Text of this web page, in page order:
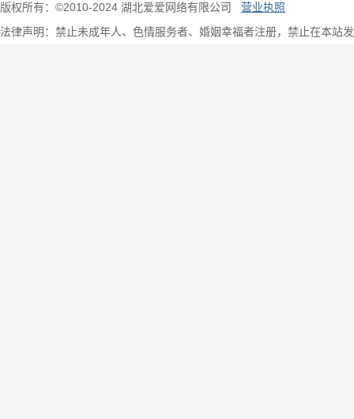
版权所有：©2010-2024 湖北爱爱网络有限公司 营业执照
法律声明：禁止未成年人、色情服务者、婚姻幸福者注册，禁止在本站